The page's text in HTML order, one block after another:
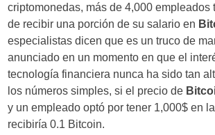
criptomonedas, más de 4,000 empleados
de recibir una porción de su salario en
especialistas dicen que es un truco de
anunciado en un momento en que el
tecnología financiera nunca ha sido tan
los números simples, si el precio de
y un empleado optó por tener 1,000$ en
recibiría 0.1 Bitcoin.